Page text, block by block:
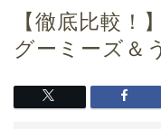
【徹底比較
グーミーズ＆